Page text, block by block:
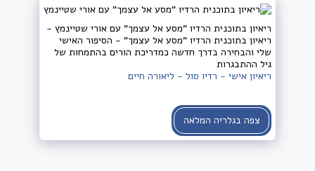
ריאיון בתוכנית הרדיו "מסע אל עצמך" עם אורי שטיינמץ -
ריאיון בתוכנית הרדיו "מסע אל עצמך" - הסיפור האישי
שלי והבחירה בדרך חדשה כמדריכת הורים בהתמחות של
גיל ההתבגרות
ריאיון אישי - רדיו סול - ליאורה חיים
צפה בגלריה המלאה